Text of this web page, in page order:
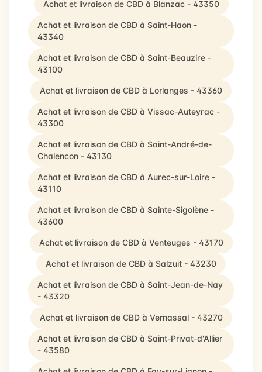
Achat et livraison de CBD à Blanzac - 43350
Achat et livraison de CBD à Saint-Haon -
43340
Achat et livraison de CBD à Saint-Beauzire -
43100
Achat et livraison de CBD à Lorlanges - 43360
Achat et livraison de CBD à Vissac-Auteyrac -
43300
Achat et livraison de CBD à Saint-André-de-
Chalencon - 43130
Achat et livraison de CBD à Aurec-sur-Loire -
43110
Achat et livraison de CBD à Sainte-Sigolène -
43600
Achat et livraison de CBD à Venteuges - 43170
Achat et livraison de CBD à Salzuit - 43230
Achat et livraison de CBD à Saint-Jean-de-Nay
- 43320
Achat et livraison de CBD à Vernassal - 43270
Achat et livraison de CBD à Saint-Privat-d'Allier
- 43580